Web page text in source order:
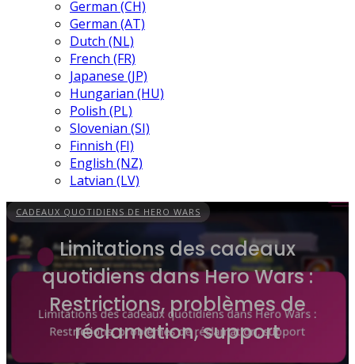
German (CH)
German (AT)
Dutch (NL)
French (FR)
Japanese (JP)
Hungarian (HU)
Polish (PL)
Slovenian (SI)
Finnish (FI)
English (NZ)
Latvian (LV)
CADEAUX QUOTIDIENS DE HERO WARS
Limitations des cadeaux
quotidiens dans Hero Wars :
Restrictions, problèmes de
réclamation, support